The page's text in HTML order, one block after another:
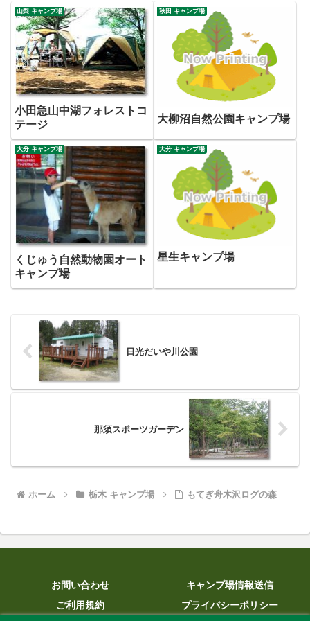
山梨 キャンプ場
小田急山中湖フォレストコ
テージ
秋田 キャンプ場
大柳沼自然公園キャンプ場
大分 キャンプ場
くじゅう自然動物園オート
キャンプ場
大分 キャンプ場
星生キャンプ場
日光だいや川公園
那須スポーツガーデン
ホーム 栃木 キャンプ場 もてぎ舟木沢ログの森
お問い合わせ
キャンプ場情報送信
ご利用規約
プライバシーポリシー